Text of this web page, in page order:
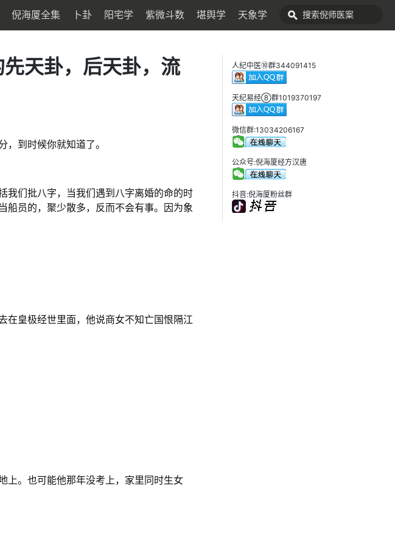
倪海厦全集 卜卦 阳宅学 紫微斗数 堪舆学 天象学
天卦，后天卦，流
到时候你就知道了。
们批八字，当我们遇到八字离婚的命的时
船员的，聚少散多，反而不会有事。因为象
皇极经世里面，他说商女不知亡国恨隔江
上。也可能他那年没考上，家里同时生女
人纪中医⑩群344091415
天纪易经⑧群1019370197
微信群:13034206167
公众号:倪海厦经方汉唐
抖音:倪海厦粉丝群